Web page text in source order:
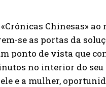
Chinesas» ao
se as portas da
ponto de vista que
no interior do
e a mulher,